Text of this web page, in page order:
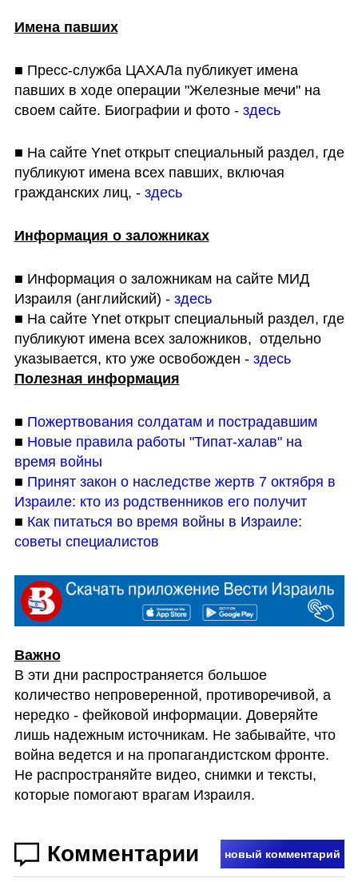
Имена павших
■ Пресс-служба ЦАХАЛа публикует имена
павших в ходе операции "Железные мечи" на
своем сайте. Биографии и фото - здесь
■ На сайте Ynet открыт специальный раздел, где
публикуют имена всех павших, включая
гражданских лиц, - здесь
Информация о заложниках
■ Информация о заложникам на сайте МИД
Израиля (английский) - здесь
■ На сайте Ynet открыт специальный раздел, где
публикуют имена всех заложников,  отдельно
указывается, кто уже освобожден - здесь
Полезная информация
■ Пожертвования солдатам и пострадавшим
■ Новые правила работы "Типат-халав" на
время войны
■ Принят закон о наследстве жертв 7 октября в
Израиле: кто из родственников его получит
■ Как питаться во время войны в Израиле:
советы специалистов
Важно
В эти дни распространяется большое
количество непроверенной, противоречивой, а
нередко - фейковой информации. Доверяйте
лишь надежным источникам. Не забывайте, что
война ведется и на пропагандистском фронте.
Не распространяйте видео, снимки и тексты,
которые помогают врагам Израиля.
Комментарии новый комментарий